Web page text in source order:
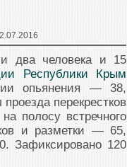
два человека и 15
Республики Крым
опьянения — 38,
перекрестков
полосу встречного
и разметки — 65,
Зафиксировано 120